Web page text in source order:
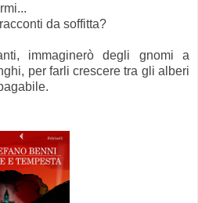
da soffitta?
immaginerò degli gnomi a
per farli crescere tra gli alberi